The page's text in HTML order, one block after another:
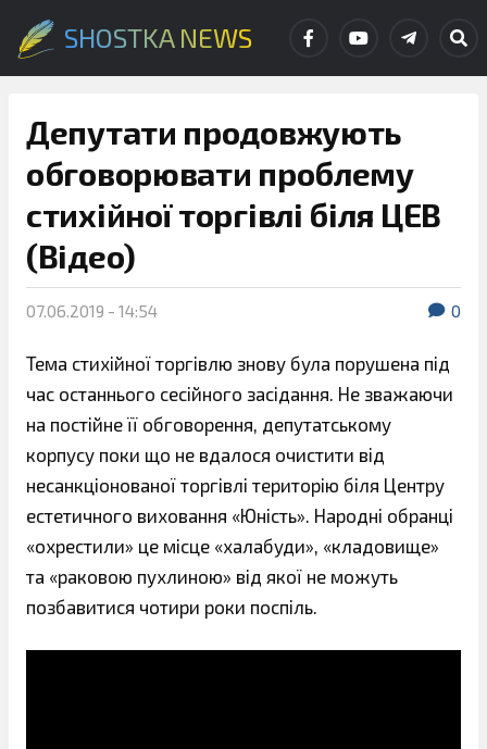
SHOSTKA NEWS
Депутати продовжують
обговорювати проблему
стихійної торгівлі біля ЦЕВ
(Відео)
07.06.2019 - 14:54 0
Тема стихійної торгівлю знову була порушена під
час останнього сесійного засідання. Не зважаючи
на постійне її обговорення, депутатському
корпусу поки що не вдалося очистити від
несанкціонованої торгівлі територію біля Центру
естетичного виховання «Юність». Народні обранці
«охрестили» це місце «халабуди», «кладовище»
та «раковою пухлиною» від якої не можуть
позбавитися чотири роки поспіль.